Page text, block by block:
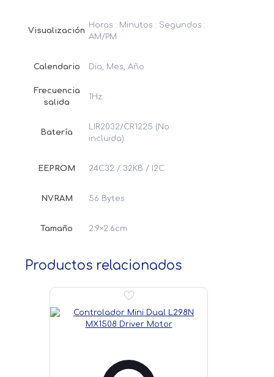
Visualización
Horas : Minutos : Segundos :
AM/PM
Calendario Dia, Mes, Año
Frecuencia
salida
1Hz
Batería
LIR2032/CR1225 (No
incluida)
EEPROM 24C32 / 32KB / I2C
NVRAM 56 Bytes
Tamaño 2.9×2.6cm
Productos relacionados